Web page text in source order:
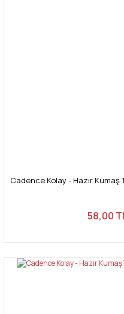
Cadence Kolay - Hazır
58,00